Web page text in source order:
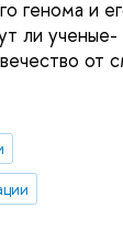
генома и
ли ученые-
от